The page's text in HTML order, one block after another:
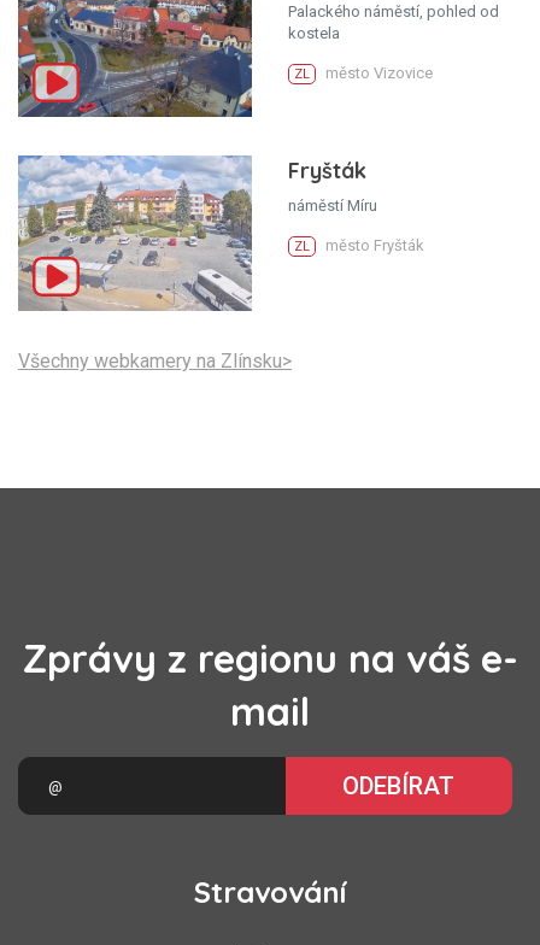
Palackého náměstí, pohled od
kostela
ZL město Vizovice
Fryšták
náměstí Míru
ZL město Fryšták
Všechny webkamery na Zlínsku>
Zprávy z regionu na váš e-
mail
ODEBÍRAT
Stravování